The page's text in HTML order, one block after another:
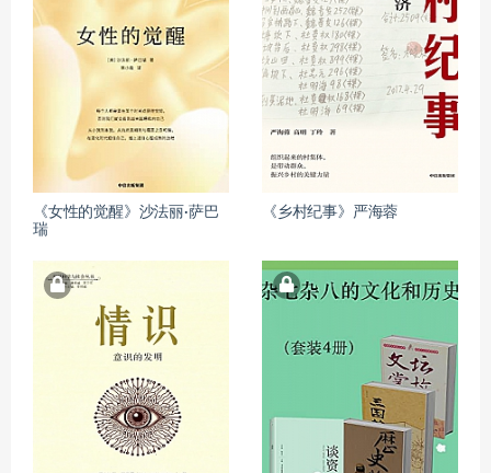
《女性的觉醒》沙法丽·萨巴
瑞
《乡村纪事》严海蓉